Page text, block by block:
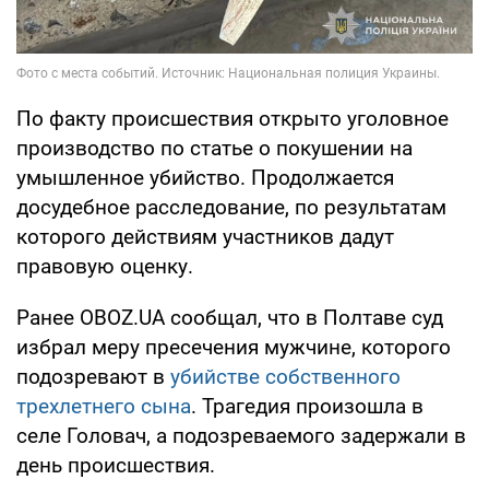
По факту происшествия открыто уголовное
производство по статье о покушении на
умышленное убийство. Продолжается
досудебное расследование, по результатам
которого действиям участников дадут
правовую оценку.
Ранее OBOZ.UA сообщал, что в Полтаве суд
избрал меру пресечения мужчине, которого
подозревают в убийстве собственного
трехлетнего сына. Трагедия произошла в
селе Головач, а подозреваемого задержали в
день происшествия.